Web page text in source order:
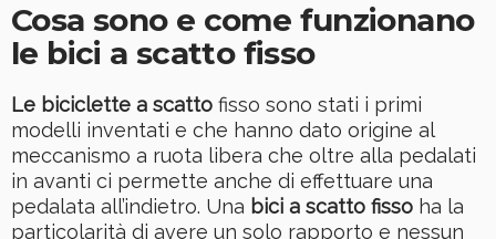
Cosa sono e come funzionano
le bici a scatto fisso
Le biciclette a scatto fisso sono stati i primi
modelli inventati e che hanno dato origine al
meccanismo a ruota libera che oltre alla pedalati
in avanti ci permette anche di effettuare una
pedalata all’indietro. Una bici a scatto fisso ha la
particolarità di avere un solo rapporto e nessun